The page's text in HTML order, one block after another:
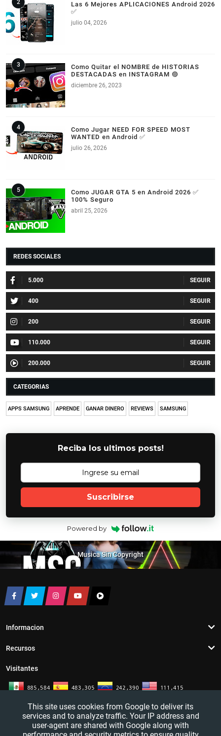
Las 6 Mejores APLICACIONES Android 2026
✅
julio 04, 2026
Como Quitar el NOMBRE de HISTORIAS
DESTACADAS en INSTAGRAM 🟣
diciembre 26, 2023
Como Jugar NEED FOR SPEED MOST
WANTED en Android ✅
julio 26, 2026
Como JUGAR GTA 5 en Android 2026 ✅
100% Seguro
abril 25, 2026
REDES SOCIALES
5.000
400
200
110.000
200.000
CATEGORIAS
APPS SAMSUNG APRENDE GANAR DINERO REVIEWS SAMSUNG
Reciba los ultimos posts!
Suscribirse
Powered by
Musica Sin Copyright
Informacion
Recursos
Visitantes
This site uses cookies from Google to deliver its
services and to analyze traffic. Your IP address and
user-agent are shared with Google along with